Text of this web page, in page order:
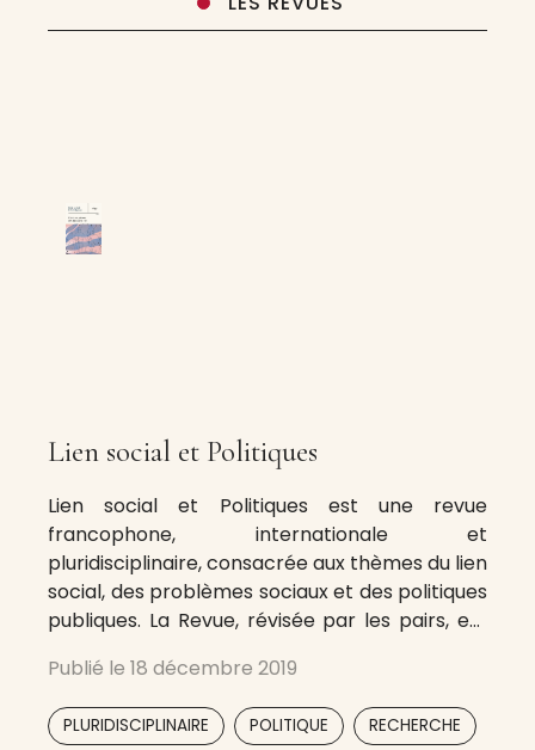
Lien social et Politiques
Lien social et Politiques est une revue
francophone, internationale et
pluridisciplinaire, consacrée aux thèmes du lien
social, des problèmes sociaux et des politiques
publiques. La Revue, révisée par les pairs, est
Politiques est disponible en accès libre via la
plateforme Érudit. Elle est aussi indexée
dans Academia, AERES, Base, Google Scholar,
Publié le 18 décembre 2019
PLURIDISCIPLINAIRE POLITIQUE RECHERCHE